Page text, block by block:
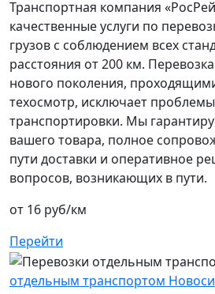
Транспортная компания
качественные услуги по
грузов с соблюдением всех
расстояния от 200 км.
нового поколения,
техосмотр, исключает
транспортировки. Мы
вашего товара, полное
пути доставки и оперативное
вопросов, возникающих в пути.
от 16 руб/км
Перейти
отдельным транспортом